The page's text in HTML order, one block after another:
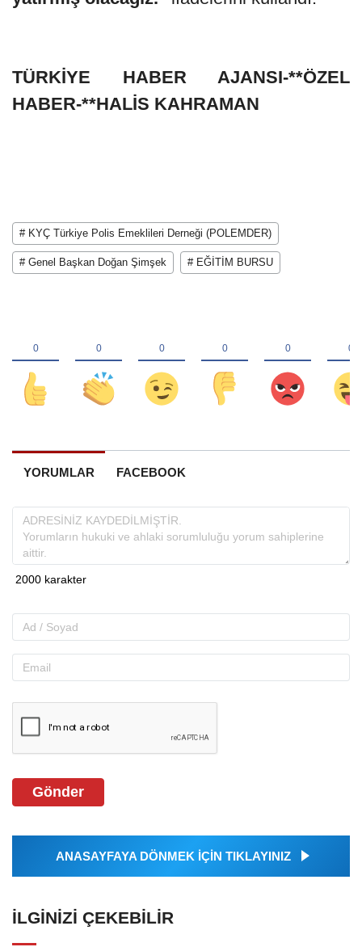
TÜRKİYE HABER AJANSI-**ÖZEL
HABER-**HALİS KAHRAMAN
# KYÇ Türkiye Polis Emeklileri Derneği (POLEMDER)
# Genel Başkan Doğan Şimşek # EĞİTİM BURSU
YORUMLAR FACEBOOK
Gönder
ANASAYFAYA DÖNMEK İÇİN TIKLAYINIZ
İLGINIZI ÇEKEBILIR